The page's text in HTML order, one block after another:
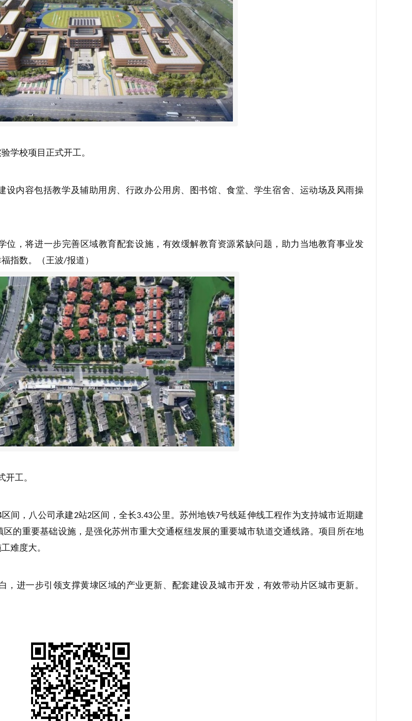
学校项目正式开工。
设内容包括教学及辅助用房、行政办公用房、图书馆、食堂、学生宿舍、运动场及风雨操
位，将进一步完善区域教育配套设施，有效缓解教育资源紧缺问题，助力当地教育事业发
指数。（王波/报道）
开工。
区间，八公司承建2站2区间，全长3.43公里。苏州地铁7号线延伸线工程作为支持城市近期建
的重要基础设施，是强化苏州市重大交通枢纽发展的重要城市轨道交通线路。项目所在地
难度大。
进一步引领支撑黄埭区域的产业更新、配套建设及城市开发，有效带动片区城市更新。